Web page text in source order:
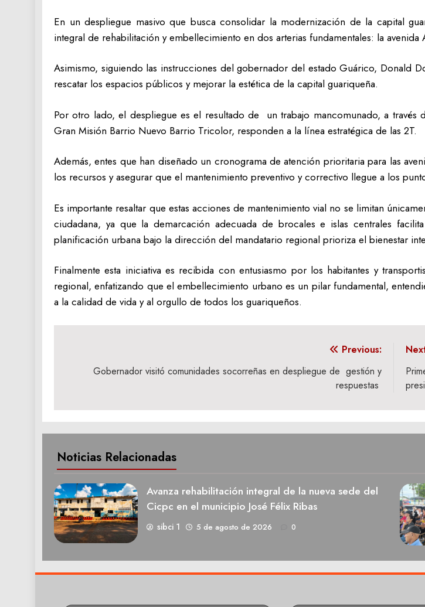
En un despliegue masivo que busca consolidar la modernización de la capital
integral de rehabilitación y embellecimiento en dos arterias fundamentales: la avenida
‎Asimismo, siguiendo las instrucciones del gobernador del estado Guárico, Donald
rescatar los espacios públicos y mejorar la estética de la capital guariqueña.
‎Por otro lado, el despliegue es el resultado de un trabajo mancomunado, a
Gran Misión Barrio Nuevo Barrio Tricolor, responden a la línea estratégica de las 2T.
‎Además, entes que han diseñado un cronograma de atención prioritaria para las
los recursos y asegurar que el mantenimiento preventivo y correctivo llegue a los
‎Es importante resaltar que estas acciones de mantenimiento vial no se limitan
ciudadana, ya que la demarcación adecuada de brocales e islas centrales
planificación urbana bajo la dirección del mandatario regional prioriza el bienestar
‎Finalmente esta iniciativa es recibida con entusiasmo por los habitantes y
regional, enfatizando que el embellecimiento urbano es un pilar fundamental,
a la calidad de vida y al orgullo de todos los guariqueños.
Previous:
Gobernador visitó comunidades socorreñas en despliegue de gestión y
respuestas
Noticias Relacionadas
Avanza rehabilitación integral de la nueva sede del
Cicpc en el municipio José Félix Ribas
sibci 1 5 de agosto de 2026 0